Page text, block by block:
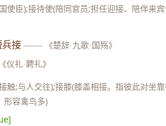
使臣);接待使(陪同官员;担任迎接、陪伴来
兵接 —— 《楚辞·九歌·国殇》
《仪礼·聘礼》
触;与人交往);接膝(膝盖相接。指彼此对坐
形容禽鸟多)